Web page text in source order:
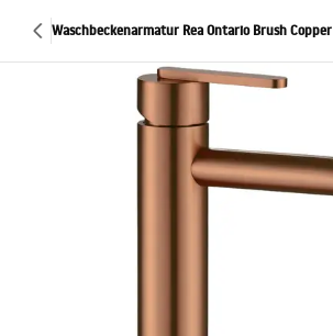
Waschbeckenarmatur Rea Ontario Brush Copper